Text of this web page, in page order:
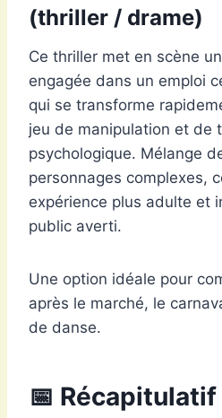
(thriller / drame)
Ce thriller met en scène
engagée dans un emploi
qui se transforme
jeu de manipulation et de
psychologique. Mélange
personnages complexes,
expérience plus adulte et
public averti.
Une option idéale pour
après le marché, le
de danse.
📅 Récapitulatif